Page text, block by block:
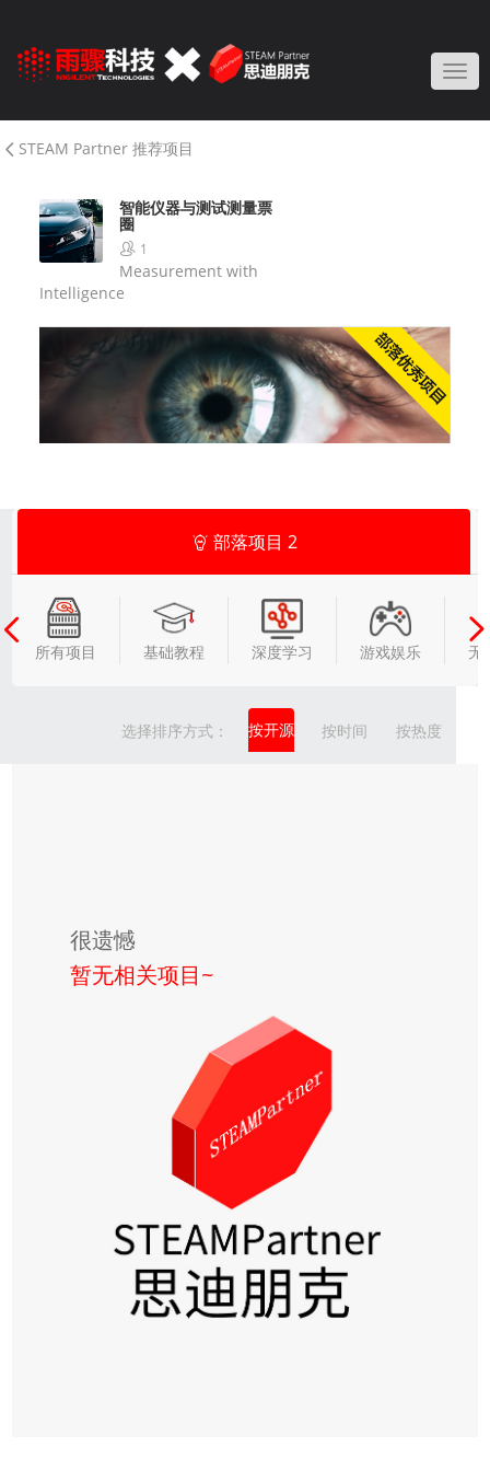
STEAM Partner 推荐项目
智能仪器与测试测量票
圈
1
Measurement with
Intelligence
部落项目 2
所有项目 基础教程 深度学习 游戏娱乐 无
按热度
按时间
按开源
选择排序方式：
很遗憾
暂无相关项目~